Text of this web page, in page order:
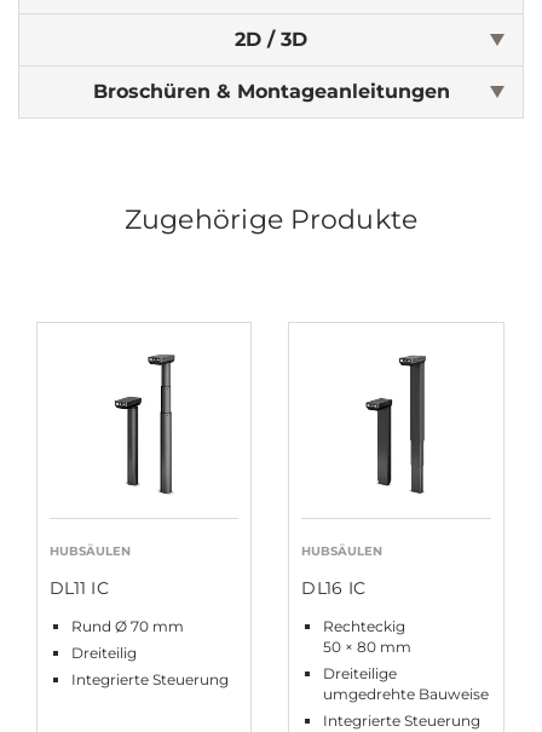
2D / 3D
Broschüren & Montageanleitungen
Zugehörige Produkte
HUBSÄULEN
DL11 IC
Rund Ø 70 mm
Dreiteilig
Integrierte Steuerung
HUBSÄULEN
DL16 IC
Rechteckig
50 × 80 mm
Dreiteilige
umgedrehte Bauweise
Integrierte Steuerung